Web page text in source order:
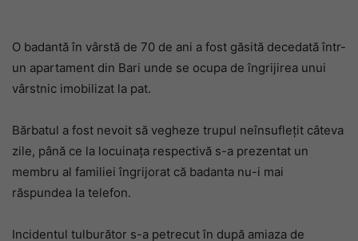
O badantă în vârstă de 70 de ani a fost găsită decedată într-
un apartament din Bari unde se ocupa de îngrijirea unui
vârstnic imobilizat la pat.
Bărbatul a fost nevoit să vegheze trupul neînsuflețit câteva
zile, până ce la locuinața respectivă s-a prezentat un
membru al familiei îngrijorat că badanta nu-i mai
răspundea la telefon.
Incidentul tulburător s-a petrecut în după amiaza de